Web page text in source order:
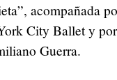
acompañada
City Ballet y
Guerra.